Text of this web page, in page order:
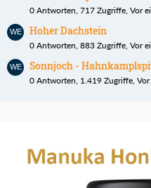
0 Antworten, 717 Zugriffe, Vor
Hoher Dachstein
0 Antworten, 883 Zugriffe, Vor
Sonnjoch -
0 Antworten, 1.419 Zugriffe,